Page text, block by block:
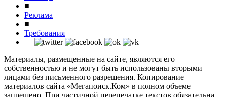
■
Реклама
■
Требования
Материалы, размещенные на сайте, являются его
собственностью и не могут быть использованы вторыми
лицами без письменного разрешения. Копирование
материалов сайта «Мегапоиск.Ком» в полном объеме
запрещено. При частичной перепечатке текстов обязательна